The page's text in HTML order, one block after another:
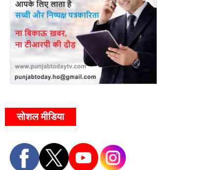
सोशल मीडिया